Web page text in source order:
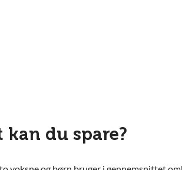
du spare?